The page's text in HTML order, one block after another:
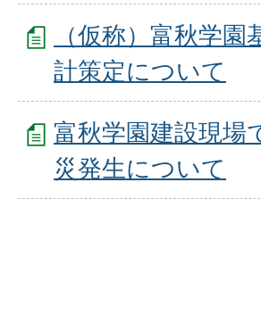
（仮称）富秋学園
計策定について
富秋学園建設現場
災発生について